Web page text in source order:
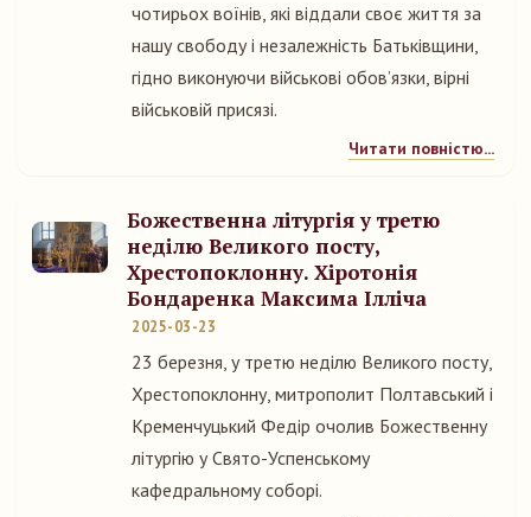
чотирьох воїнів, які віддали своє життя за
нашу свободу і незалежність Батьківщини,
гідно виконуючи військові обов’язки, вірні
військовій присязі.
Читати повністю...
Божественна літургія у третю
неділю Великого посту,
Хрестопоклонну. Хіротонія
Бондаренка Максима Ілліча
2025-03-23
23 березня, у третю неділю Великого посту,
Хрестопоклонну, митрополит Полтавський і
Кременчуцький Федір очолив Божественну
літургію у Свято-Успенському
кафедральному соборі.